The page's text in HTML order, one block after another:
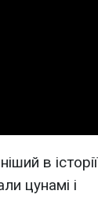
в історії
цунамі і